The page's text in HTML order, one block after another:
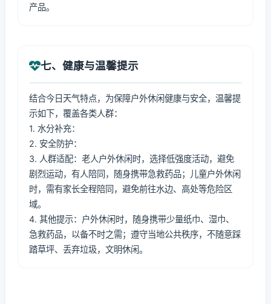
产品。
七、健康与温馨提示
结合今日天气特点，为保障户外休闲健康与安全，温馨提
示如下，覆盖各类人群：
1. 水分补充：
2. 安全防护：
3. 人群适配：老人户外休闲时，选择低强度活动，避免
剧烈运动，有人陪同，随身携带急救药品；儿童户外休闲
时，需有家长全程陪同，避免前往水边、高处等危险区
域。
4. 其他提示：户外休闲时，随身携带少量纸巾、湿巾、
急救药品，以备不时之需；遵守当地公共秩序，不随意踩
踏草坪、丢弃垃圾，文明休闲。